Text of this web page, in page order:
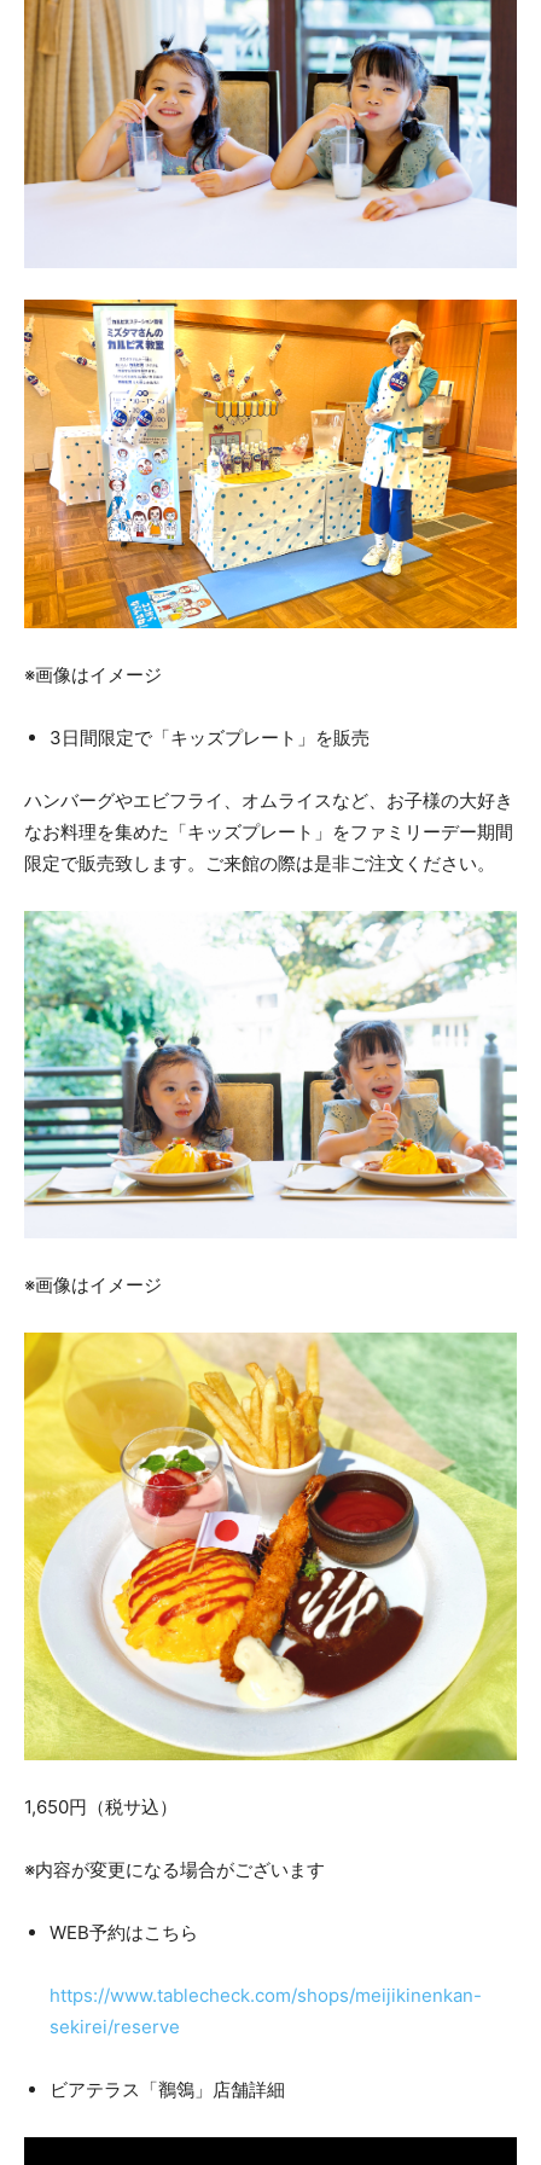
※画像はイメージ
3日間限定で「キッズプレート」を販売
ハンバーグやエビフライ、オムライスなど、お子様の大好き
なお料理を集めた「キッズプレート」をファミリーデー期間
限定で販売致します。ご来館の際は是非ご注文ください。
※画像はイメージ
1,650円（税サ込）
※内容が変更になる場合がございます
WEB予約はこちら
https://www.tablecheck.com/shops/meijikinenkan-
sekirei/reserve
ビアテラス「鶺鴒」店舗詳細